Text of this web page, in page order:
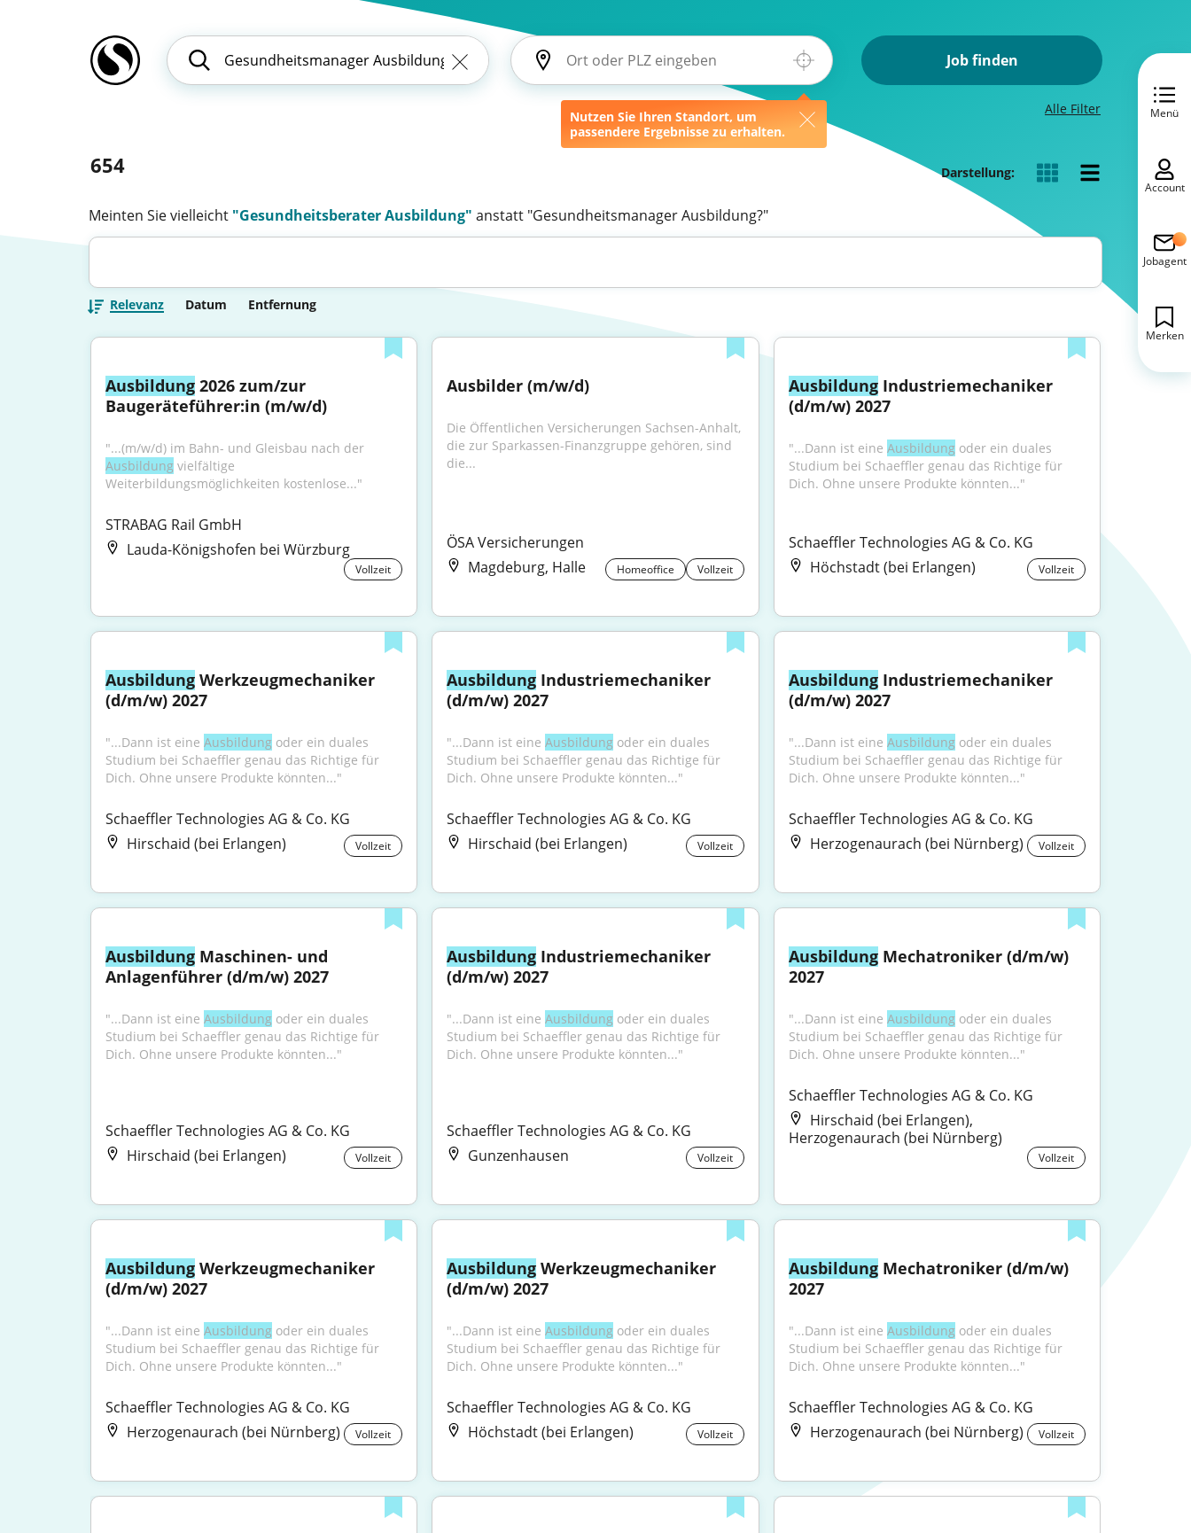
Nutzen Sie Ihren Standort, um
passendere Ergebnisse zu erhalten.
Job finden
Alle Filter
654 Darstellung:
Meinten Sie vielleicht "Gesundheitsberater Ausbildung" anstatt "Gesundheitsmanager Ausbildung?"
Relevanz Datum Entfernung
Ausbildung 2026 zum/zur
Baugeräteführer:in (m/w/d)
Ausbildung vielfältige
Weiterbildungsmöglichkeiten kostenlose..."
STRABAG Rail GmbH
Lauda-Königshofen bei Würzburg
Vollzeit
Ausbilder (m/w/d)
Die Öffentlichen Versicherungen Sachsen-Anhalt,
die zur Sparkassen-Finanzgruppe gehören, sind
die...
ÖSA Versicherungen
Magdeburg, Halle
Homeoffice Vollzeit
Ausbildung Industriemechaniker
(d/m/w) 2027
"...Dann ist eine Ausbildung oder ein duales
Studium bei Schaeffler genau das Richtige für
Dich. Ohne unsere Produkte könnten..."
Schaeffler Technologies AG & Co. KG
Höchstadt (bei Erlangen)
Vollzeit
Ausbildung Werkzeugmechaniker
(d/m/w) 2027
"...Dann ist eine Ausbildung oder ein duales
Studium bei Schaeffler genau das Richtige für
Dich. Ohne unsere Produkte könnten..."
Schaeffler Technologies AG & Co. KG
Hirschaid (bei Erlangen)
Vollzeit
Ausbildung Industriemechaniker
(d/m/w) 2027
"...Dann ist eine Ausbildung oder ein duales
Studium bei Schaeffler genau das Richtige für
Dich. Ohne unsere Produkte könnten..."
Schaeffler Technologies AG & Co. KG
Hirschaid (bei Erlangen)
Vollzeit
Ausbildung Industriemechaniker
(d/m/w) 2027
"...Dann ist eine Ausbildung oder ein duales
Studium bei Schaeffler genau das Richtige für
Dich. Ohne unsere Produkte könnten..."
Schaeffler Technologies AG & Co. KG
Herzogenaurach (bei Nürnberg)
Vollzeit
Ausbildung Maschinen- und
Anlagenführer (d/m/w) 2027
"...Dann ist eine Ausbildung oder ein duales
Studium bei Schaeffler genau das Richtige für
Dich. Ohne unsere Produkte könnten..."
Schaeffler Technologies AG & Co. KG
Hirschaid (bei Erlangen)
Vollzeit
Ausbildung Industriemechaniker
(d/m/w) 2027
"...Dann ist eine Ausbildung oder ein duales
Studium bei Schaeffler genau das Richtige für
Dich. Ohne unsere Produkte könnten..."
Schaeffler Technologies AG & Co. KG
Gunzenhausen
Vollzeit
Ausbildung Mechatroniker (d/m/w)
2027
"...Dann ist eine Ausbildung oder ein duales
Studium bei Schaeffler genau das Richtige für
Dich. Ohne unsere Produkte könnten..."
Schaeffler Technologies AG & Co. KG
Hirschaid (bei Erlangen),
Herzogenaurach (bei Nürnberg)
Vollzeit
Ausbildung Werkzeugmechaniker
(d/m/w) 2027
"...Dann ist eine Ausbildung oder ein duales
Studium bei Schaeffler genau das Richtige für
Dich. Ohne unsere Produkte könnten..."
Schaeffler Technologies AG & Co. KG
Herzogenaurach (bei Nürnberg)
Vollzeit
Ausbildung Werkzeugmechaniker
(d/m/w) 2027
"...Dann ist eine Ausbildung oder ein duales
Studium bei Schaeffler genau das Richtige für
Dich. Ohne unsere Produkte könnten..."
Schaeffler Technologies AG & Co. KG
Höchstadt (bei Erlangen)
Vollzeit
Ausbildung Mechatroniker (d/m/w)
2027
"...Dann ist eine Ausbildung oder ein duales
Studium bei Schaeffler genau das Richtige für
Dich. Ohne unsere Produkte könnten..."
Schaeffler Technologies AG & Co. KG
Herzogenaurach (bei Nürnberg)
Vollzeit
Menü
Account
Jobagent
Merken